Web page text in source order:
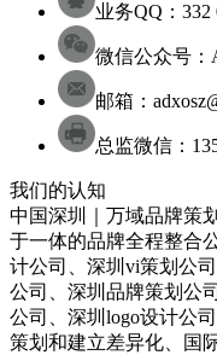
业务QQ：332
微信公众号：
邮箱：
总监微信：
我们的认知
中国深圳｜万域品牌策
于一体的品牌全程整合
计公司 深圳 vi策划 公司
公司
深圳 品牌策划 公司
公司
深圳 logo设计公司
策划和建立差异化、国